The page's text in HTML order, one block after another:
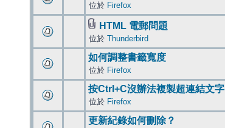
位於 Firefox
HTML 電郵問題
位於 Thunderbird
如何調整書籤寬度
位於 Firefox
按Ctrl+C沒辦法複製超連結文字
位於 Firefox
更新紀錄如何刪除？